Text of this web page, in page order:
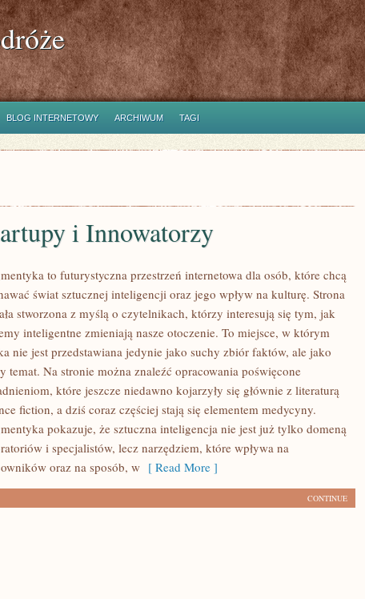
BLOG INTERNETOWY ARCHIWUM TAGI
i Innowatorzy
to futurystyczna przestrzeń internetowa dla osób, które chcą
świat sztucznej inteligencji oraz jego wpływ na kulturę. Strona
stworzona z myślą o czytelnikach, którzy interesują się tym, jak
inteligentne zmieniają nasze otoczenie. To miejsce, w którym
nie jest przedstawiana jedynie jako suchy zbiór faktów, ale jako
temat. Na stronie można znaleźć opracowania poświęcone
które jeszcze niedawno kojarzyły się głównie z literaturą
fiction, a dziś coraz częściej stają się elementem medycyny.
pokazuje, że sztuczna inteligencja nie jest już tylko domeną
i specjalistów, lecz narzędziem, które wpływa na
oraz na sposób, w [ Read More ]
CONTINUE